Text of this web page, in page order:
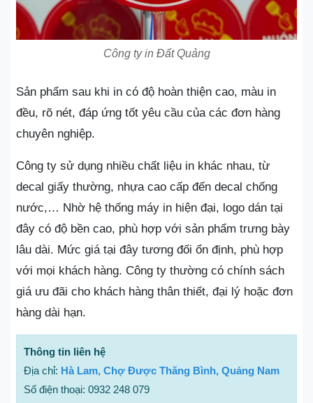
Công ty in Đất Quảng
Sản phẩm sau khi in có độ hoàn thiện cao, màu in
đều, rõ nét, đáp ứng tốt yêu cầu của các đơn hàng
chuyên nghiệp.
Công ty sử dụng nhiều chất liệu in khác nhau, từ
decal giấy thường, nhựa cao cấp đến decal chống
nước,… Nhờ hệ thống máy in hiện đại, logo dán tại
đây có độ bền cao, phù hợp với sản phẩm trưng bày
lâu dài. Mức giá tại đây tương đối ổn định, phù hợp
với mọi khách hàng. Công ty thường có chính sách
giá ưu đãi cho khách hàng thân thiết, đại lý hoặc đơn
hàng dài hạn.
Thông tin liên hệ
Địa chỉ: Hà Lam, Chợ Được Thăng Bình, Quảng Nam
Số điện thoại: 0932 248 079